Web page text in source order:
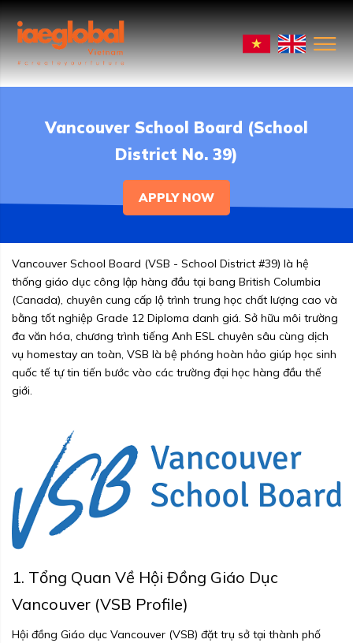
Vancouver School Board (School
District No. 39)
APPLY NOW
Vancouver School Board (VSB - School District #39) là hệ
thống giáo dục công lập hàng đầu tại bang British Columbia
(Canada), chuyên cung cấp lộ trình trung học chất lượng cao và
bằng tốt nghiệp Grade 12 Diploma danh giá. Sở hữu môi trường
đa văn hóa, chương trình tiếng Anh ESL chuyên sâu cùng dịch
vụ homestay an toàn, VSB là bệ phóng hoàn hảo giúp học sinh
quốc tế tự tin tiến bước vào các trường đại học hàng đầu thế
giới.
1. Tổng Quan Về Hội Đồng Giáo Dục
Vancouver (VSB Profile)
Hội đồng Giáo dục Vancouver (VSB) đặt trụ sở tại thành phố